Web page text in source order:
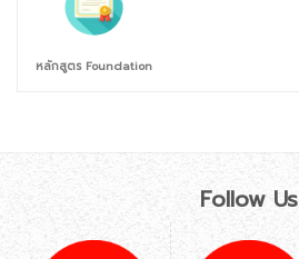
หลักสูตร Foundation
Follow Us